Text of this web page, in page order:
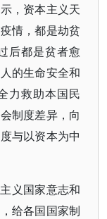
，资本主义天
情，都是劫贫
后都是贫者愈
的生命安全和
力救助本国民
制度差异，向
与以资本为中
义国家意志和
给各国国家制